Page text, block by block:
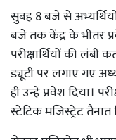
सुबह 8 बजे से
बजे तक केंद्र के भीतर
परीक्षार्थियों की
ड्यूटी पर लगाए गए
ही उन्हें प्रवेश दिया।
स्टेटिक मजिस्ट्रेट